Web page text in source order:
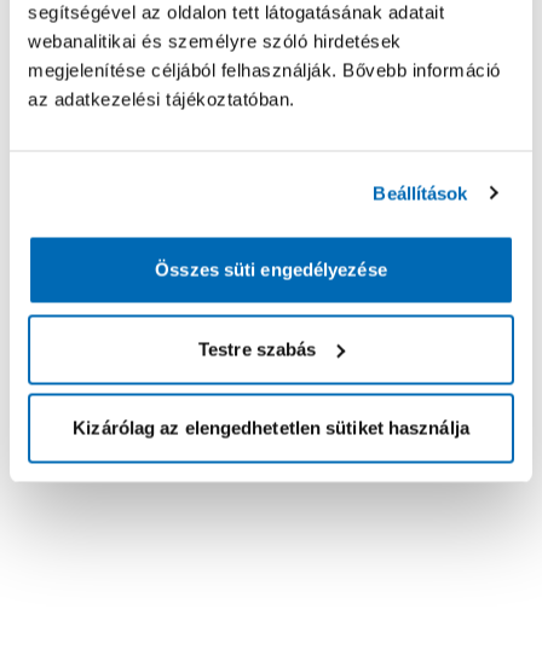
segítségével az oldalon tett látogatásának adatait
webanalitikai és személyre szóló hirdetések
megjelenítése céljából felhasználják. Bővebb információ
az adatkezelési tájékoztatóban.
Beállítások
Összes süti engedélyezése
Testre szabás
Kizárólag az elengedhetetlen sütiket használja